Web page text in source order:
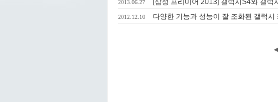
2013.06.27 [삼성 프리미어 2013] 갤럭시S4와 갤럭
2012.12.10 다양한 기능과 성능이 잘 조화된 갤럭시
◀